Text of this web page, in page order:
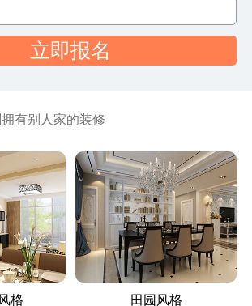
立即报名
有别人家的装修
格 田园风格